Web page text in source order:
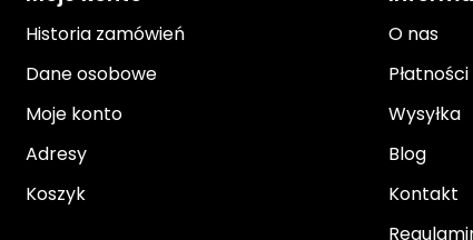
Historia zamówień
Dane osobowe
Moje konto
Adresy
Koszyk
O nas
Płatności
Wysyłka
Blog
Kontakt